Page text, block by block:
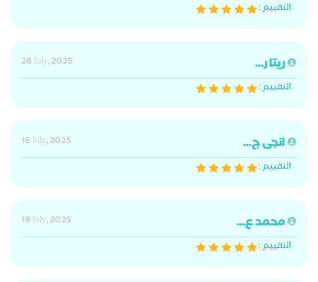
التقييم :
ريتا ر...
26 July, 2025
التقييم :
انجى ج...
16 July, 2025
التقييم :
محمد ع...
19 July, 2025
التقييم :